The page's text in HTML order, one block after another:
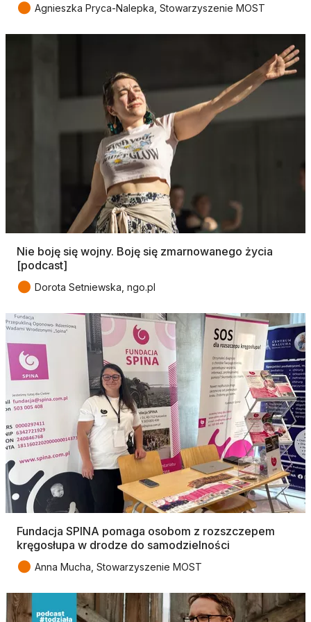
● Agnieszka Pryca-Nalepka, Stowarzyszenie MOST
Nie boję się wojny. Boję się zmarnowanego życia
[podcast]
● Dorota Setniewska, ngo.pl
Fundacja SPINA pomaga osobom z rozszczepem
kręgosłupa w drodze do samodzielności
● Anna Mucha, Stowarzyszenie MOST